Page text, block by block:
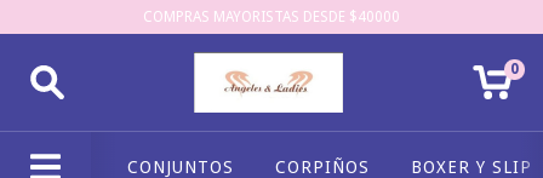
COMPRAS MAYORISTAS DESDE $40000
0
CONJUNTOS CORPIÑOS BOXER Y SLIP